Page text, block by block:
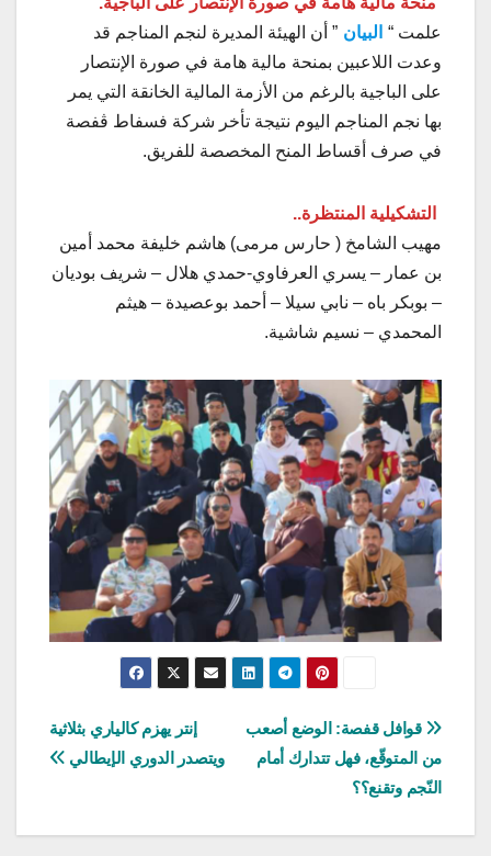
علمت “ البيان ” أن الهيئة المديرة لنجم المناجم قد
وعدت اللاعبين بمنحة مالية هامة في صورة الإنتصار
على الباجية بالرغم من الأزمة المالية الخانقة التي يمر
بها نجم المناجم اليوم نتيجة تأخر شركة فسفاط ڨفصة
في صرف أقساط المنح المخصصة للفريق.
التشكيلية المنتظرة..
مهيب الشامخ ( حارس مرمى) هاشم خليفة محمد أمين
بن عمار – يسري العرفاوي-حمدي هلال – شريف بوديان
– بوبكر باه – نابي سيلا – أحمد بوعصيدة – هيثم
المحمدي – نسيم شاشية.
تصفّح
المقالات
إنتر يهزم كالياري بثلاثية
ويتصدر الدوري الإيطالي
قوافل قفصة: الوضع أصعب
من المتوقّع، فهل تتدارك أمام
النّجم وتقنع؟؟